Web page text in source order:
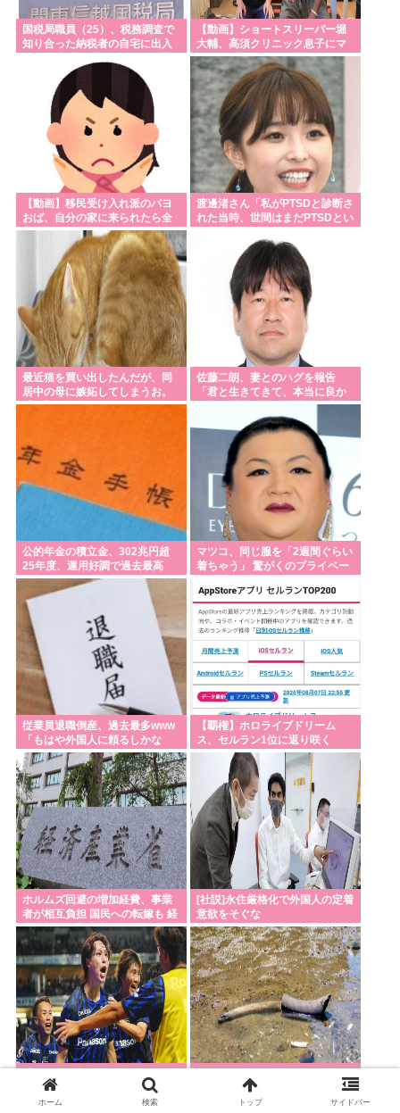
国税局職員（25）、税務調査で
知り合った納税者の自宅に出入
するwww
【動画】ショートスリーパー堀
大輔、高須クリニック息子にマ
ジギレ！怖すぎると話題に
【動画】移民受け入れ派のパヨ
おば、自分の家に来られたら全
力で拒否るｗｗｗｗｗｗｗｗｗ
渡邊渚さん「私がPTSDと診断さ
れた当時、世間はまだPTSDとい
最近猫を買い出したんだが、同
居中の母に嫉妬してしまうお。
【再】
佐藤二朗、妻とのハグを報告
「君と生きてきて、本当に良か
った」「文〇砲より遥かに威力
は弱いが、僕のノロケ砲をお見
舞いする」
公的年金の積立金、302兆円超
25年度、運用好調で過去最高
マツコ、同じ服を「2週間ぐらい
着ちゃう」 驚がくのプライベー
従業員退職倒産、過去最多www
「もはや外国人に頼るしかな
い」
【覇権】ホロライブドリーム
ス、セルラン1位に返り咲く
WIWIWIWIWIWIWIWIWIWIWIWI
WIWIWIWIWIWI
ホルムズ回避の増加経費、事業
者が相互負担 国民への転嫁も 経
産省部会が制度案
[社説]永住厳格化で外国人の定着
意欲をそぐな
転勝利 終盤に4ゴール波乱の展
開…サヴィオ退場など警告5枚で
水位が低下し、マンモスの骨や
沈没したドイツ軍の戦艦が姿を
ホーム 検索 トップ サイドバー